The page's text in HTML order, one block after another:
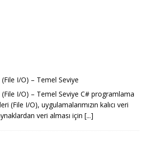
I/O) – Temel Seviye
I/O) – Temel Seviye C# programlama
(File I/O), uygulamalarımızın kalıcı veri
veri alması için [...]